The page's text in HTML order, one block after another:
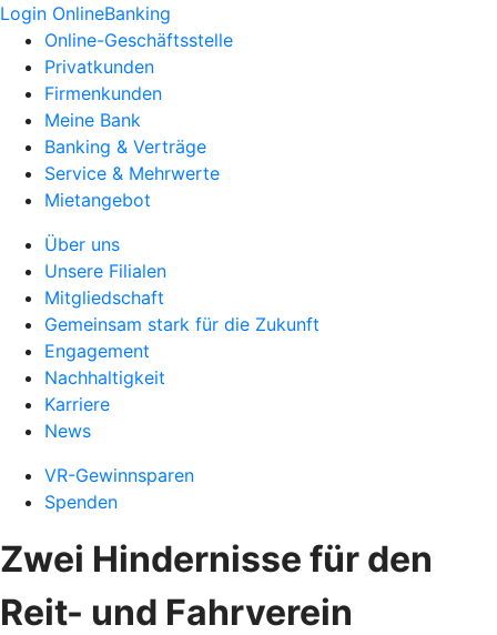
Login OnlineBanking
Online-Geschäftsstelle
Privatkunden
Firmenkunden
Meine Bank
Banking & Verträge
Service & Mehrwerte
Mietangebot
Über uns
Unsere Filialen
Mitgliedschaft
Gemeinsam stark für die Zukunft
Engagement
Nachhaltigkeit
Karriere
News
VR-Gewinnsparen
Spenden
Zwei Hindernisse für den
Reit- und Fahrverein